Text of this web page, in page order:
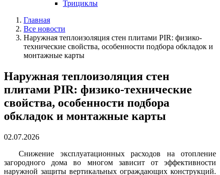
Трициклы
Главная
Все новости
Наружная теплоизоляция стен плитами PIR: физико-
технические свойства, особенности подбора обкладок и
монтажные карты
Наружная теплоизоляция стен
плитами PIR: физико-технические
свойства, особенности подбора
обкладок и монтажные карты
02.07.2026
Снижение эксплуатационных расходов на отопление
загородного дома во многом зависит от эффективности
наружной защиты вертикальных ограждающих конструкций.